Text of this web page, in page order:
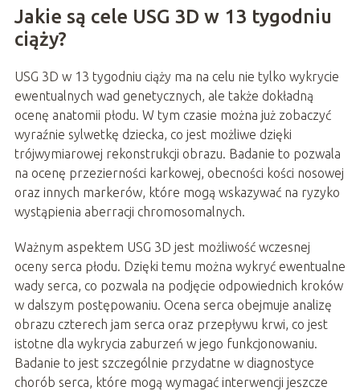
Jakie są cele USG 3D w 13 tygodniu
ciąży?
USG 3D w 13 tygodniu ciąży ma na celu nie tylko wykrycie
ewentualnych wad genetycznych, ale także dokładną
ocenę anatomii płodu. W tym czasie można już zobaczyć
wyraźnie sylwetkę dziecka, co jest możliwe dzięki
trójwymiarowej rekonstrukcji obrazu. Badanie to pozwala
na ocenę przezierności karkowej, obecności kości nosowej
oraz innych markerów, które mogą wskazywać na ryzyko
wystąpienia aberracji chromosomalnych.
Ważnym aspektem USG 3D jest możliwość wczesnej
oceny serca płodu. Dzięki temu można wykryć ewentualne
wady serca, co pozwala na podjęcie odpowiednich kroków
w dalszym postępowaniu. Ocena serca obejmuje analizę
obrazu czterech jam serca oraz przepływu krwi, co jest
istotne dla wykrycia zaburzeń w jego funkcjonowaniu.
Badanie to jest szczególnie przydatne w diagnostyce
chorób serca, które mogą wymagać interwencji jeszcze